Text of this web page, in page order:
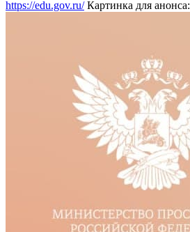
https://edu.gov.ru/Картинка для анонса: